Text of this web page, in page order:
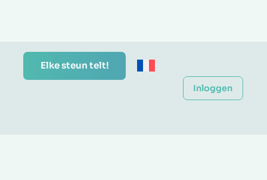
Elke steun telt!
Inloggen